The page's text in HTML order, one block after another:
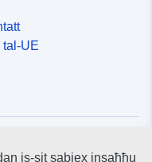
tal-UE
is-sit sabiex insaħħu